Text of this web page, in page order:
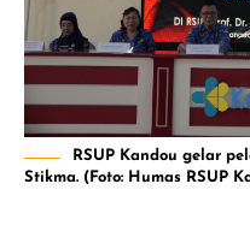
RSUP Kandou gelar
Stikma. (Foto: Humas RSUP